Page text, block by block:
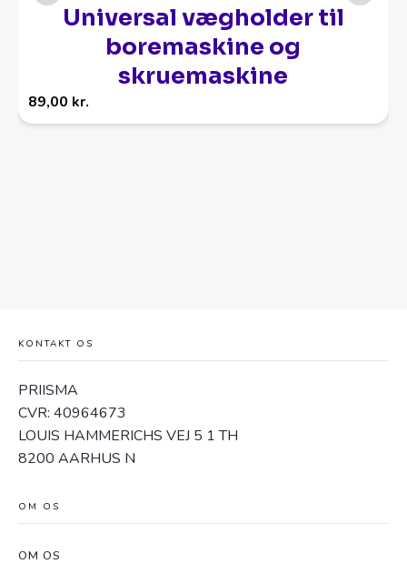
Universal vægholder til
boremaskine og
skruemaskine
89,00 kr.
KONTAKT OS
PRIISMA
CVR: 40964673
LOUIS HAMMERICHS VEJ 5 1 TH
8200 AARHUS N
OM OS
OM OS